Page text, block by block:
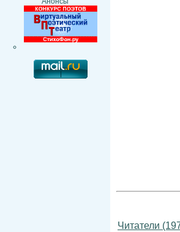
Читатели